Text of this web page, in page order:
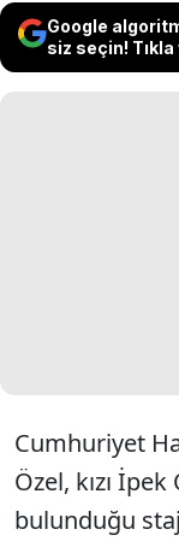
Google
siz seçin! Tıkla
Cumhuriyet
Özel, kızı
bulunduğu